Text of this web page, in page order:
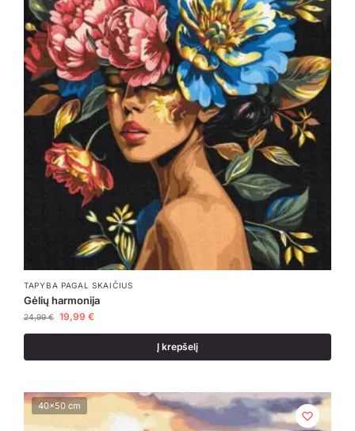
TAPYBA PAGAL SKAIČIUS
Gėlių harmonija
24,99€ 19,99 €
Į krepšelį
40x50 cm